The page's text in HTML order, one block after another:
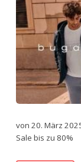
von 20. März
Sale bis zu 80%